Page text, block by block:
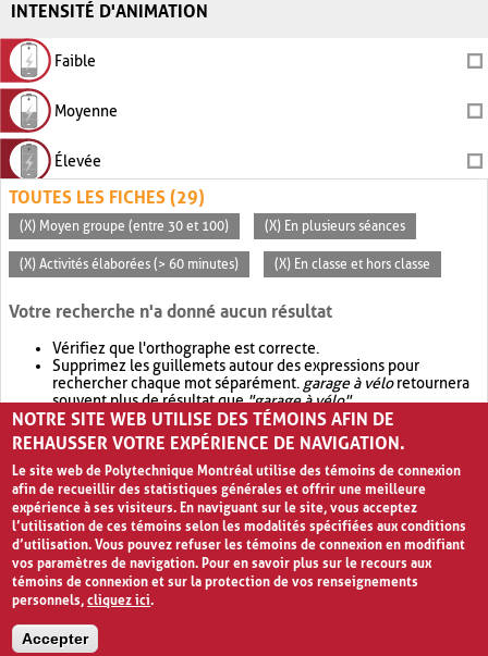
INTENSITÉ D'ANIMATION
Faible
Moyenne
Élevée
TOUTES LES FICHES (29)
(X) Moyen groupe (entre 30 et 100) (X) En plusieurs séances
(X) Activités élaborées (> 60 minutes) (X) En classe et hors classe
Votre recherche n'a donné aucun résultat
Vérifiez que l'orthographe est correcte.
Supprimez les guillemets autour des expressions pour
rechercher chaque mot séparément. garage à véloretournera
souvent plus de résultat que"garage à vélo".
Envisagez d'élargir votre recherche avec OR.garage OR vélo
retournera souvent plus de résultat quegarage à vélo
NOTRE SITE WEB UTILISE DES TÉMOINS AFIN DE
REHAUSSER VOTRE EXPÉRIENCE DE NAVIGATION.
Le site web de Polytechnique Montréal utilise des témoins de connexion
afin de recueillir des statistiques générales et offrir une meilleure
expérience à ses visiteurs. En naviguant sur le site, vous acceptez
l’utilisation de ces témoins selon les modalités spécifiées aux conditions
d’utilisation. Vous pouvez refuser les témoins de connexion en modifiant
vos paramètres de navigation. Pour en savoir plus sur le recours aux
témoins de connexion et sur la protection de vos renseignements
personnels,cliquez ici.
Accepter